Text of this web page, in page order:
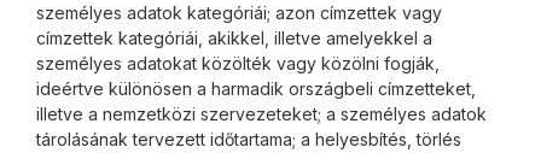
személyes adatok kategóriái; azon címzettek vagy
címzettek kategóriái, akikkel, illetve amelyekkel a
személyes adatokat közölték vagy közölni fogják,
ideértve különösen a harmadik országbeli címzetteket,
illetve a nemzetközi szervezeteket; a személyes adatok
tárolásának tervezett időtartama; a helyesbítés, törlés